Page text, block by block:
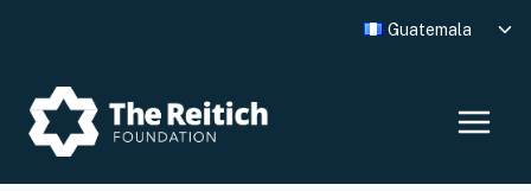
Guatemala